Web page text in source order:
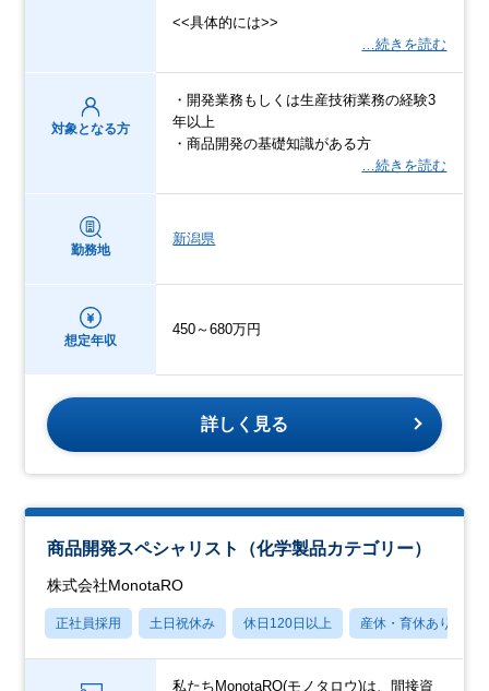
<<具体的には>>
…続きを読む
対象となる方
・開発業務もしくは生産技術業務の経験3
年以上
・商品開発の基礎知識がある方
…続きを読む
勤務地
新潟県
想定年収
450～680万円
詳しく見る
商品開発スペシャリスト（化学製品カテゴリー）
株式会社MonotaRO
正社員採用 土日祝休み 休日120日以上 産休・育休あり
私たちMonotaRO(モノタロウ)は、間接資